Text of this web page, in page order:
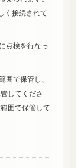
く接続されて
点検を行なっ
囲で保管し、
してくださ
囲で保管して